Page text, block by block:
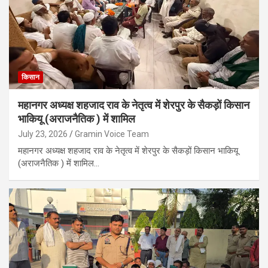
किसान
महानगर अध्यक्ष शहजाद राव के नेतृत्व में शेरपुर के सैकड़ों किसान
भाकियू (अराजनैतिक ) में शामिल
July 23, 2026 Gramin Voice Team
महानगर अध्यक्ष शहजाद राव के नेतृत्व में शेरपुर के सैकड़ों किसान भाकियू
(अराजनैतिक ) में शामिल…